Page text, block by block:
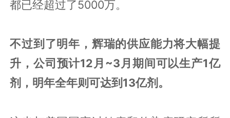
都已经超过了5000万。
不过到了明年，辉瑞的供应能力将大幅提
升，公司预计12月~3月期间可以生产1亿
剂，明年全年则可达到13亿剂。